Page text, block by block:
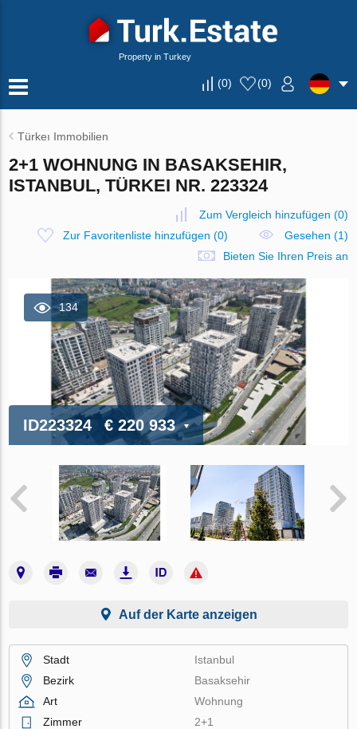
Property in Turkey
(0) (0)
Türkeı Immobilien
2+1 WOHNUNG IN BASAKSEHIR,
ISTANBUL, TÜRKEI NR. 223324
Zum Vergleich hinzufügen (0)
Zur Favoritenliste hinzufügen (0)
Gesehen (1)
Bieten Sie Ihren Preis an
134
ID223324 € 220 933
Auf der Karte anzeigen
Stadt
Istanbul
Bezirk
Basaksehir
Art
Wohnung
Zimmer
2+1